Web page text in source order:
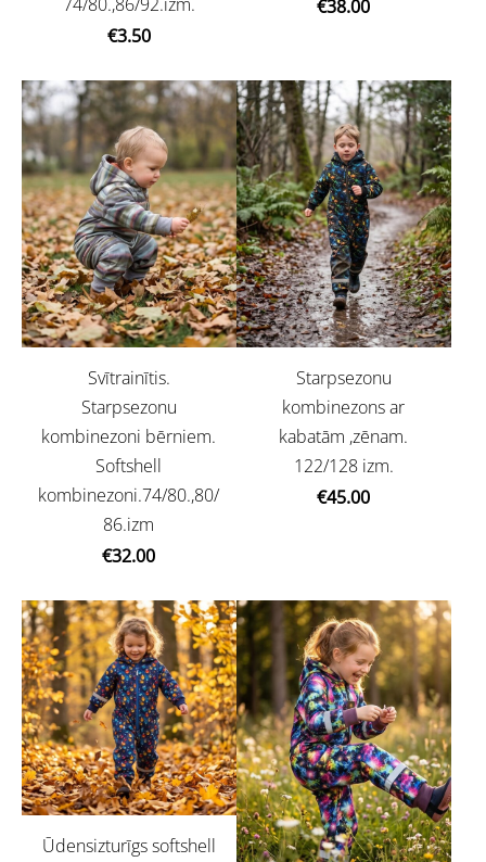
€3.50
€38.00
Svītrainītis.
Starpsezonu
kombinezoni bērniem.
Softshell
kombinezoni.74/80.,80/
86.izm
€32.00
Starpsezonu
kombinezons ar
kabatām ,zēnam.
122/128 izm.
€45.00
Ūdensizturīgs softshell